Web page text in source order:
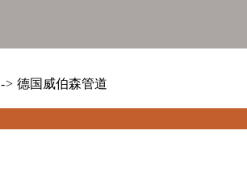
-> 德国威伯森管道